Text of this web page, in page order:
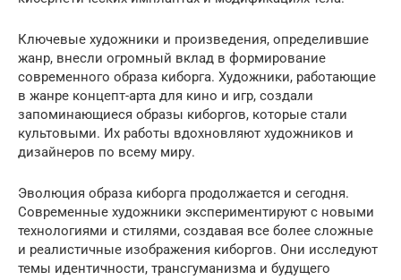
Ключевые художники и произведения, определившие
жанр, внесли огромный вклад в формирование
современного образа киборга. Художники, работающие
в жанре концепт-арта для кино и игр, создали
запоминающиеся образы киборгов, которые стали
культовыми. Их работы вдохновляют художников и
дизайнеров по всему миру.
Эволюция образа киборга продолжается и сегодня.
Современные художники экспериментируют с новыми
технологиями и стилями, создавая все более сложные
и реалистичные изображения киборгов. Они исследуют
темы идентичности, трансгуманизма и будущего